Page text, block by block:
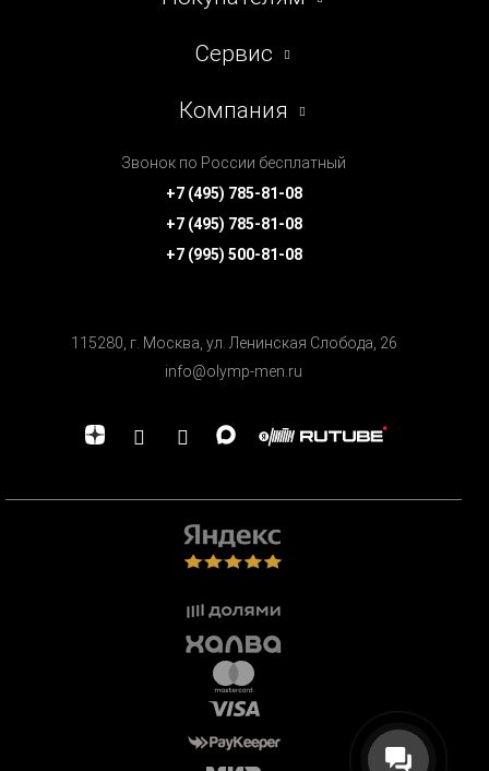
Сервис
Компания
Звонок по России бесплатный
+7 (495) 785-81-08
+7 (495) 785-81-08
+7 (995) 500-81-08
115280, г. Москва, ул. Ленинская Cлобода, 26
info@olymp-men.ru